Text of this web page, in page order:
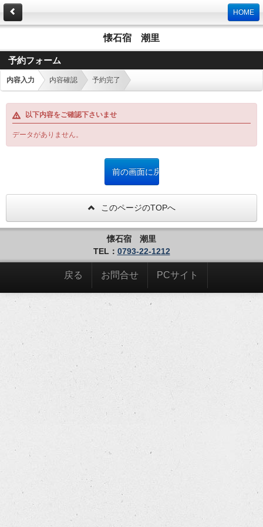
HOME
懐石宿 潮里
予約フォーム
内容入力 内容確認 予約完了
以下内容をご確認下さいませ
データがありません。
このページのTOPへ
懐石宿 潮里
TEL： 0793-22-1212
戻る お問合せ PCサイト